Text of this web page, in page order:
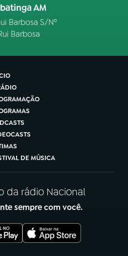
AM
Barbosa S/Nº
Barbosa
DE MÚSICA
da rádio Nacional
sempre com você.